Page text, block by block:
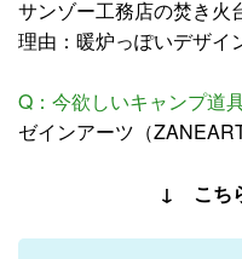
サンゾー工務店の焚き火
理由：暖炉っぽいデザイ
Q：今欲しいキャンプ道
ゼインアーツ（
↓ こち